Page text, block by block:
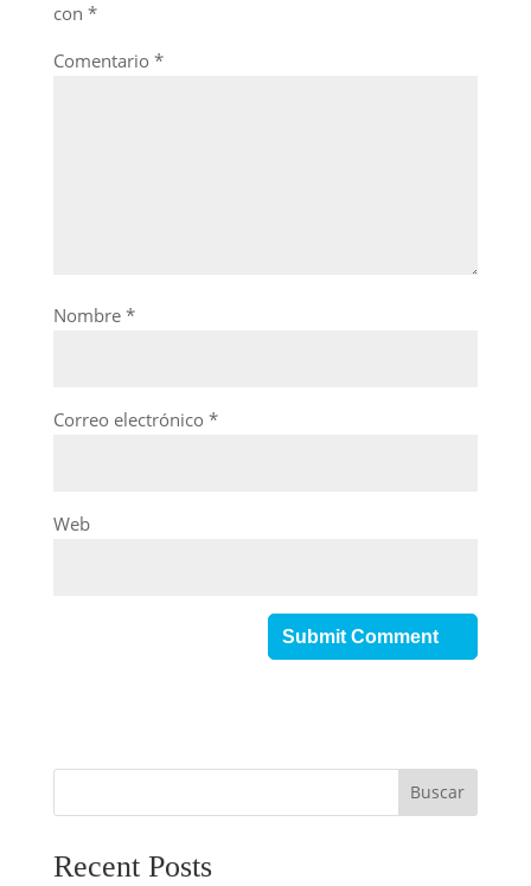
con *
Comentario *
Nombre *
Correo electrónico *
Web
Buscar
Recent Posts